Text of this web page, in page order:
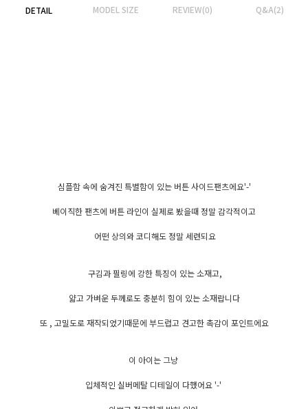
DETAIL MODEL SIZE REVIEW(0) Q&A(2)
심플함 속에 숨겨진 특별함이 있는 버튼 사이드팬츠에요'-'
베이직한 팬츠에 버튼 라인이 실제로 봤을때 정말 감각적이고
어떤 상의와 코디해도 정말 세련되요
구김과 필링에 강한 특징이 있는 소재고,
얇고 가벼운 두께로도 충분히 힘이 있는 소재랍니다
또 , 고밀도로 재작되었기때문에 부드럽고 견고한 촉감이 포인트에요
이 아이는 그냥
입체적인 실버메탈 디테일이 다했어요 '-'